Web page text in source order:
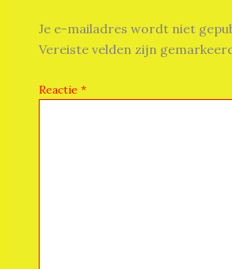
Je e-mailadres wordt niet
Vereiste velden zijn
Reactie *